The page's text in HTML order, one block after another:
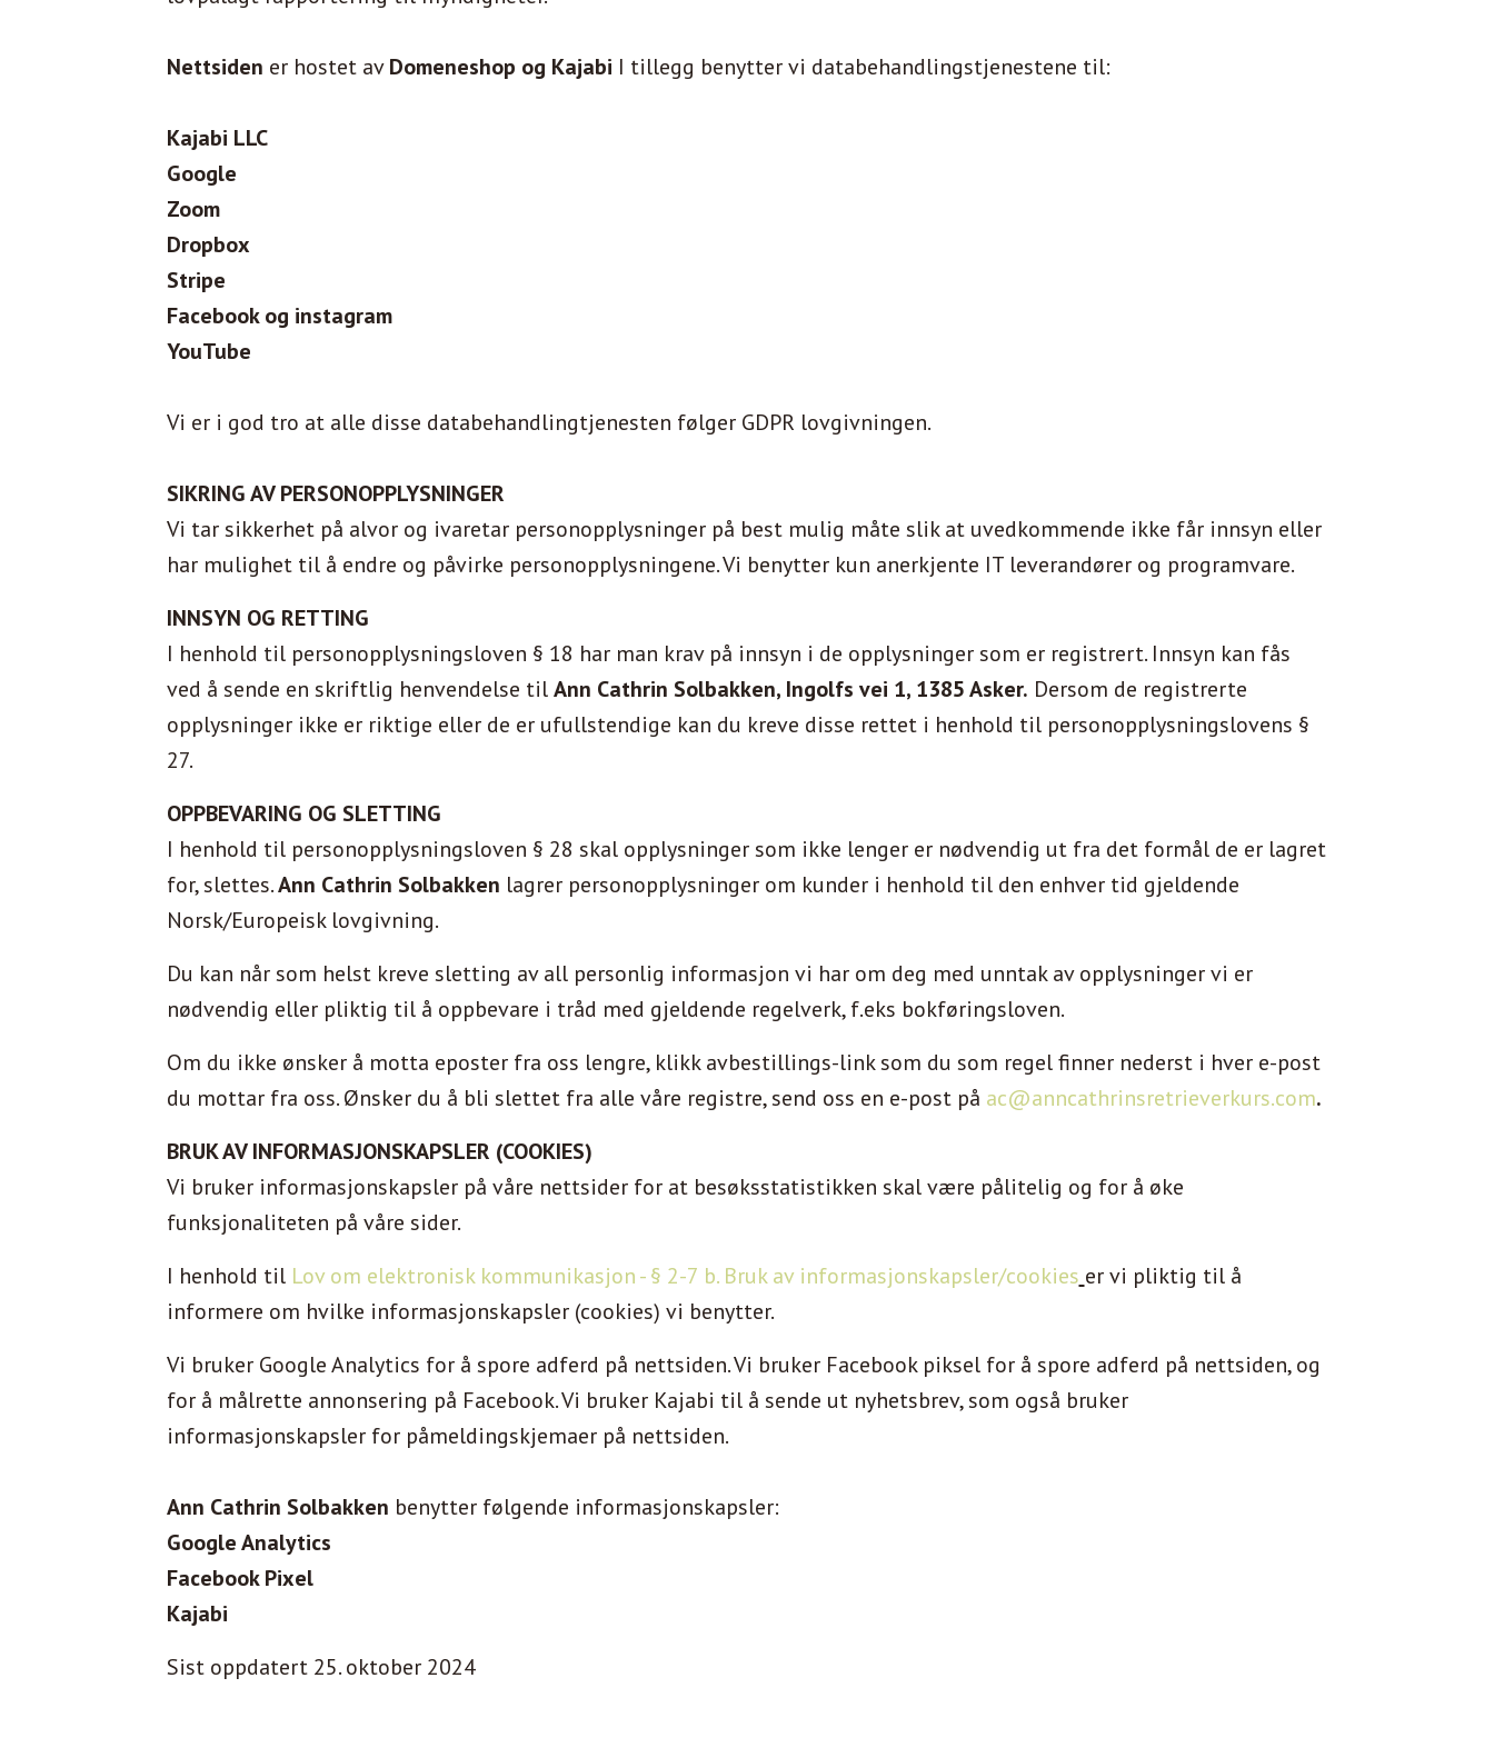
Nettsiden er hostet avDomeneshop og Kajabi I tillegg benytter vi databehandlingstjenestene til:
Kajabi LLC
Google
Zoom
Dropbox
Stripe
Facebook og instagram
YouTube
Vi er i god tro at alle disse databehandlingtjenesten følger GDPR lovgivningen.
SIKRING AV PERSONOPPLYSNINGER
Vi tar sikkerhet på alvor og ivaretar personopplysninger på best mulig måte slik at uvedkommende ikke får innsyn eller
har mulighet til å endre og påvirke personopplysningene. Vi benytter kun anerkjente IT leverandører og programvare.
INNSYN OG RETTING
I henhold til personopplysningsloven § 18 har man krav på innsyn i de opplysninger som er registrert. Innsyn kan fås
ved å sende en skriftlig henvendelse tilAnn Cathrin Solbakken, Ingolfs vei 1, 1385 Asker. Dersom de registrerte
opplysninger ikke er riktige eller de er ufullstendige kan du kreve disse rettet i henhold til personopplysningslovens §
27.
OPPBEVARING OG SLETTING
I henhold til personopplysningsloven § 28 skal opplysninger som ikke lenger er nødvendig ut fra det formål de er lagret
for, slettes.Ann Cathrin Solbakken lagrer personopplysninger om kunder i henhold til den enhver tid gjeldende
Norsk/Europeisk lovgivning.
Du kan når som helst kreve sletting av all personlig informasjon vi har om deg med unntak av opplysninger vi er
nødvendig eller pliktig til å oppbevare i tråd med gjeldende regelverk, f.eks bokføringsloven.
Om du ikke ønsker å motta eposter fra oss lengre, klikk avbestillings-link som du som regel finner nederst i hver e-post
du mottar fra oss. Ønsker du å bli slettet fra alle våre registre, send oss en e-post på ac@anncathrinsretrieverkurs.com.
BRUK AV INFORMASJONSKAPSLER (COOKIES)
Vi bruker informasjonskapsler på våre nettsider for at besøksstatistikken skal være pålitelig og for å øke
funksjonaliteten på våre sider.
I henhold til Lov om elektronisk kommunikasjon - § 2-7 b. Bruk av informasjonskapsler/cookies er vi pliktig til å
informere om hvilke informasjonskapsler (cookies) vi benytter.
Vi bruker Google Analytics for å spore adferd på nettsiden. Vi bruker Facebook piksel for å spore adferd på nettsiden, og
for å målrette annonsering på Facebook. Vi bruker Kajabi til å sende ut nyhetsbrev, som også bruker
informasjonskapsler for påmeldingskjemaer på nettsiden.
Ann Cathrin Solbakken benytter følgende informasjonskapsler:
Google Analytics
Facebook Pixel
Kajabi
Sist oppdatert 25. oktober 2024